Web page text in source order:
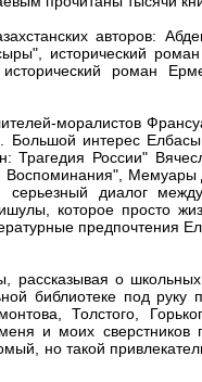
авторов:
исторический
роман
моралистов
интерес
России"
Мемуары
серьезный диалог
которое просто
предпочтения
о школьных
библиотеке под руку
Толстого,
и моих сверстников
но такой